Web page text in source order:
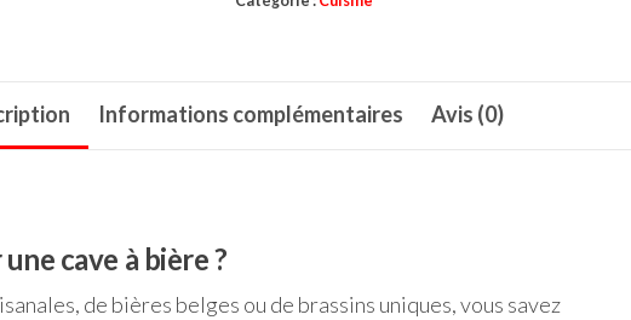
Informations complémentaires Avis (0)
cave à bière ?
de bières belges ou de brassins uniques, vous savez